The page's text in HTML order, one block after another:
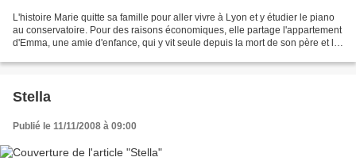
L'histoire Marie quitte sa famille pour aller vivre à Lyon et y étudier le piano
au conservatoire. Pour des raisons économiques, elle partage l'appartement
d'Emma, une amie d'enfance, qui y vit seule depuis la mort de son père et la
Stella
Publié le 11/11/2008 à 09:00